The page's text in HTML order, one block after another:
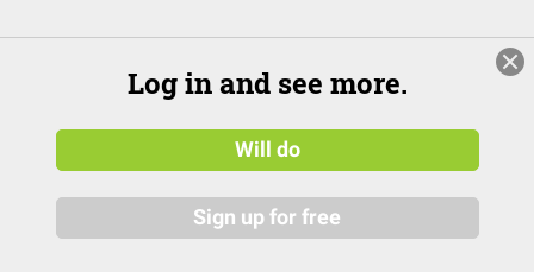
Log in and see more.
Will do
Sign up for free